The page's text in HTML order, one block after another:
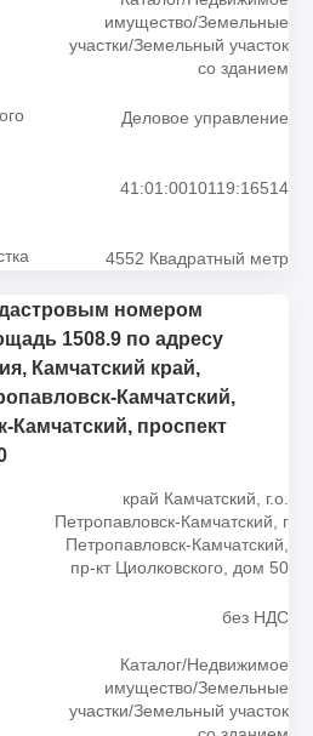
имущество/Земельные
участки/Земельный участок
со зданием
Деловое управление
41:01:0010119:16514
4552 Квадратный метр
номером
1508.9 по адресу
Камчатский край,
Камчатский,
Камчатский, проспект
край Камчатский, г.о.
Петропавловск-Камчатский, г
Петропавловск-Камчатский,
пр-кт Циолковского, дом 50
без НДС
Каталог/Недвижимое
имущество/Земельные
участки/Земельный участок